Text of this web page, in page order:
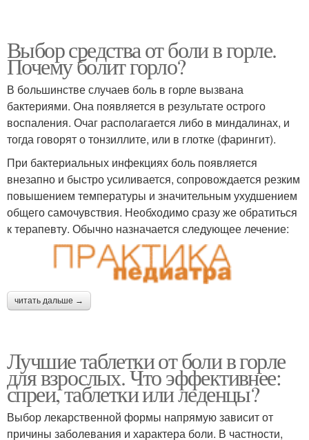
Выбор средства от боли в горле.
Почему болит горло?
В большинстве случаев боль в горле вызвана
бактериями. Она появляется в результате острого
воспаления. Очаг располагается либо в миндалинах, и
тогда говорят о тонзиллите, или в глотке (фарингит).
При бактериальных инфекциях боль появляется
внезапно и быстро усиливается, сопровождается резким
повышением температуры и значительным ухудшением
общего самочувствия. Необходимо сразу же обратиться
к терапевту. Обычно назначается следующее лечение:
читать дальше →
Лучшие таблетки от боли в горле
для взрослых. Что эффективнее:
спреи, таблетки или леденцы?
Выбор лекарственной формы напрямую зависит от
причины заболевания и характера боли. В частности,